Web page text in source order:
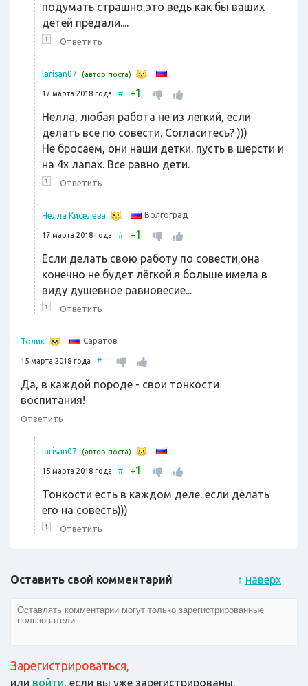
подумать страшно,это ведь как бы ваших
детей предали....
↑ Ответить
larisan07 (автор поста)
17 марта 2018 года # +1
Нелла, любая работа не из легкий, если
делать все по совести. Согласитесь? )))
Не бросаем, они наши детки. пусть в шерсти и
на 4х лапах. Все равно дети.
↑ Ответить
Нелла Киселева Волгоград
17 марта 2018 года # +1
Если делать свою работу по совести,она
конечно не будет лёгкой.я больше имела в
виду душевное равновесие...
↑ Ответить
Толик Саратов
15 марта 2018 года #
Да, в каждой породе - свои тонкости
воспитания!
Ответить
larisan07 (автор поста)
15 марта 2018 года # +1
Тонкости есть в каждом деле. если делать
его на совесть)))
↑ Ответить
↑ наверх
Оставить свой комментарий
Зарегистрироваться,
или войти, если вы уже зарегистрированы.